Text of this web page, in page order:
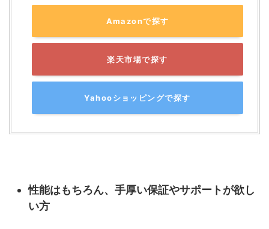
Amazonで探す
楽天市場で探す
Yahooショッピングで探す
性能はもちろん、手厚い保証やサポートが欲し
い方